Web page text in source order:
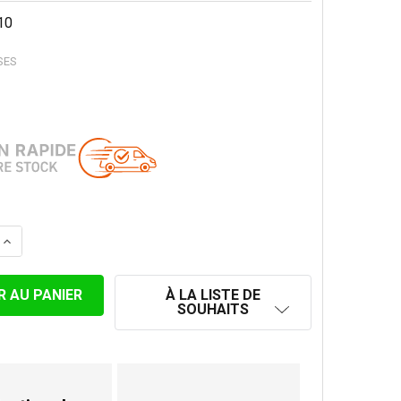
QUANTITÉ DE TUYAU DE POÊLE 25 CM EMAILLÉ NOIR
AUGMENTER LA QUANTITÉ DE TUYAU DE POÊLE 25 CM
À LA LISTE DE
SOUHAITS